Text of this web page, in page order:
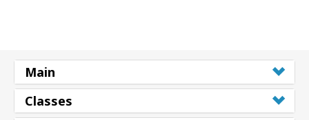
Main
Classes